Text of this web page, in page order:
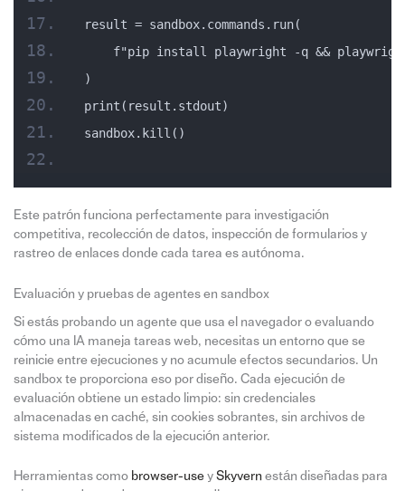
result = sandbox.commands.run(
f"pip install playwright -q &&
)
print(result.stdout)
sandbox.kill()
Este patrón funciona perfectamente para investigación
competitiva, recolección de datos, inspección de formularios y
rastreo de enlaces donde cada tarea es autónoma.
Evaluación y pruebas de agentes en sandbox
Si estás probando un agente que usa el navegador o evaluando
cómo una IA maneja tareas web, necesitas un entorno que se
reinicie entre ejecuciones y no acumule efectos secundarios. Un
sandbox te proporciona eso por diseño. Cada ejecución de
evaluación obtiene un estado limpio: sin credenciales
almacenadas en caché, sin cookies sobrantes, sin archivos de
sistema modificados de la ejecución anterior.
Herramientas como browser-usey Skyvernestán diseñadas para